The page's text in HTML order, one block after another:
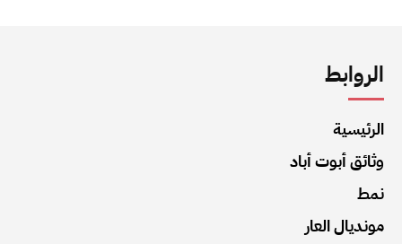
الروابط
الرئيسية
وثائق أبوت أباد
نمط
مونديال العار